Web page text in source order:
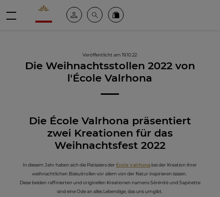
Valrhona - Imaginons le meilleur du chocolat
Mein kontoSuche Valrhona Collection
Veröffentlicht am 19.10.22
Die Weihnachtsstollen 2022 von
l'École Valrhona
Die École Valrhona präsentiert
zwei Kreationen für das
Weihnachtsfest 2022
In diesem Jahr haben sich die Patissiers der École Valrhona bei der Kreation ihrer
weihnachtlichen Biskuitrollen vor allem von der Natur inspirieren lassen.
Diese beiden raffinierten und originellen Kreationen namens Sérénité und Sapinette
sind eine Ode an alles Lebendige, das uns umgibt.